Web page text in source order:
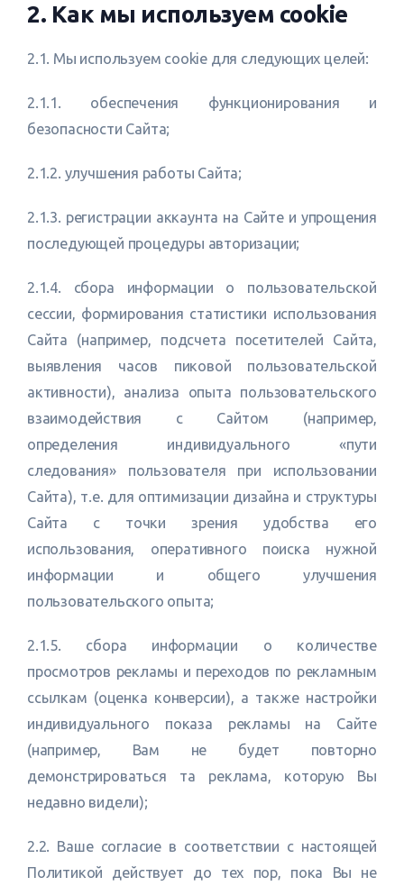
2. Как мы используем cookie
2.1. Мы используем cookie для следующих целей:
2.1.1. обеспечения функционирования и
безопасности Сайта;
2.1.2. улучшения работы Сайта;
2.1.3. регистрации аккаунта на Сайте и упрощения
последующей процедуры авторизации;
2.1.4. сбора информации о пользовательской
сессии, формирования статистики использования
Сайта (например, подсчета посетителей Сайта,
выявления часов пиковой пользовательской
активности), анализа опыта пользовательского
взаимодействия с Сайтом (например,
определения индивидуального «пути
следования» пользователя при использовании
Сайта), т.е. для оптимизации дизайна и структуры
Сайта с точки зрения удобства его
использования, оперативного поиска нужной
информации и общего улучшения
пользовательского опыта;
2.1.5. сбора информации о количестве
просмотров рекламы и переходов по рекламным
ссылкам (оценка конверсии), а также настройки
индивидуального показа рекламы на Сайте
(например, Вам не будет повторно
демонстрироваться та реклама, которую Вы
недавно видели);
2.2. Ваше согласие в соответствии с настоящей
Политикой действует до тех пор, пока Вы не